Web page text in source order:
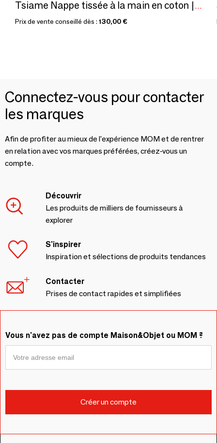
Tsiame Nappe tissée à la main en coton | Beige, rayures bleues
Prix de vente conseillé dès : 130,00 €
Connectez-vous pour contacter
les marques
Afin de profiter au mieux de l'expérience MOM et de rentrer
en relation avec vos marques préférées, créez-vous un
compte.
Découvrir
Les produits de milliers de fournisseurs à
explorer
S'inspirer
Inspiration et sélections de produits tendances
Contacter
Prises de contact rapides et simplifiées
Vous n'avez pas de compte Maison&Objet ou MOM ?